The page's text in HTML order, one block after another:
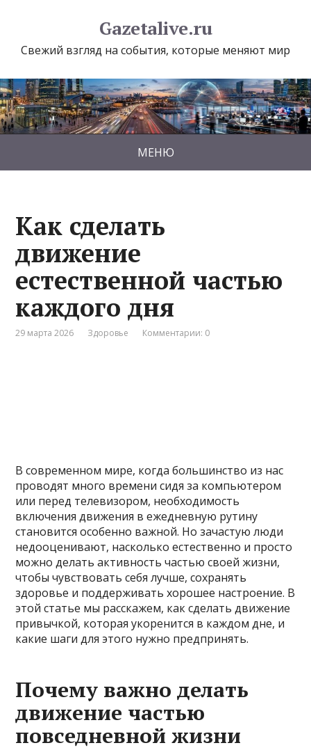
Gazetalive.ru
Свежий взгляд на события, которые меняют мир
МЕНЮ
Как сделать
движение
естественной частью
каждого дня
29 марта 2026 Здоровье Комментарии: 0
В современном мире, когда большинство из нас
проводят много времени сидя за компьютером
или перед телевизором, необходимость
включения движения в ежедневную рутину
становится особенно важной. Но зачастую люди
недооценивают, насколько естественно и просто
можно делать активность частью своей жизни,
чтобы чувствовать себя лучше, сохранять
здоровье и поддерживать хорошее настроение. В
этой статье мы расскажем, как сделать движение
привычкой, которая укоренится в каждом дне, и
какие шаги для этого нужно предпринять.
Почему важно делать
движение частью
повседневной жизни